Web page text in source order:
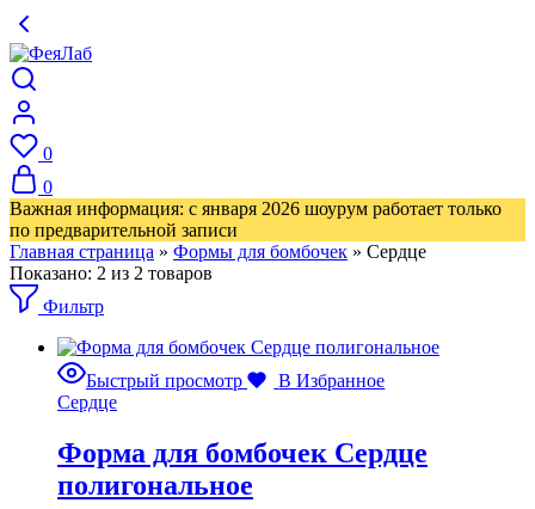
0
0
Важная информация: с января 2026 шоурум работает только
по предварительной записи
Главная страница » Формы для бомбочек » Сердце
Показано: 2 из 2 товаров
Фильтр
Быстрый просмотр
В Избранное
Сердце
Форма для бомбочек Сердце
полигональное